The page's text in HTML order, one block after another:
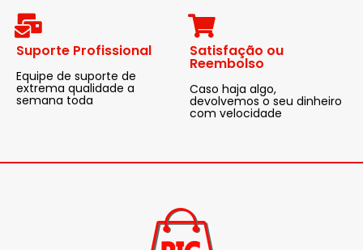
Suporte Profissional
Equipe de suporte de
extrema qualidade a
semana toda
Satisfação ou
Reembolso
Caso haja algo,
devolvemos o seu dinheiro
com velocidade